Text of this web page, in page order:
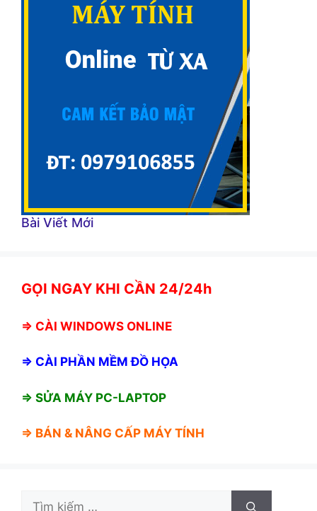
Bài Viết Mới
GỌI NGAY KHI CẦN 24/24h
⇒ CÀI WINDOWS ONLINE
⇒ CÀI PHẦN MỀM ĐỒ HỌA
⇒ SỬA MÁY PC-LAPTOP
⇒ BÁN & NÂNG CẤP MÁY TÍNH
Tìm